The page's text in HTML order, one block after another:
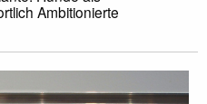
Ambitionierte